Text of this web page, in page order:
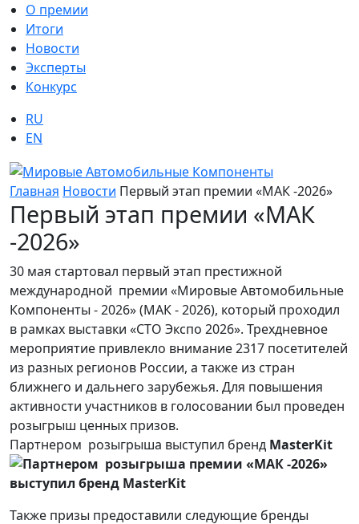
О премии
Итоги
Новости
Эксперты
Конкурс
RU
EN
Главная Новости Первый этап премии «МАК -2026»
Первый этап премии «МАК
-2026»
30 мая стартовал первый этап престижной
международной премии «Мировые Автомобильные
Компоненты - 2026» (МАК - 2026), который проходил
в рамках выставки «СТО Экспо 2026». Трехдневное
мероприятие привлекло внимание 2317 посетителей
из разных регионов России, а также из стран
ближнего и дальнего зарубежья. Для повышения
активности участников в голосовании был проведен
розыгрыш ценных призов.
Партнером розыгрыша выступил бренд MasterKit
Также призы предоставили следующие бренды